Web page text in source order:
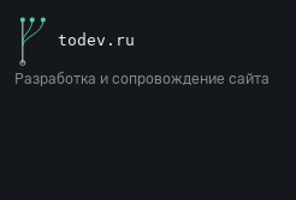
Разработка и сопровождение сайта